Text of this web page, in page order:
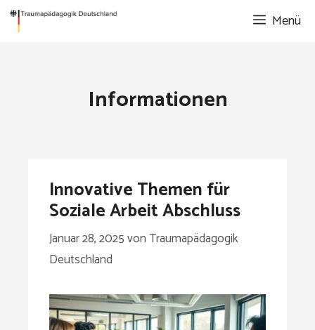
Zum
Inhalt
Menü
Informationen
Innovative Themen für
Soziale Arbeit Abschluss
Januar 28, 2025vonTraumapädagogik
Deutschland